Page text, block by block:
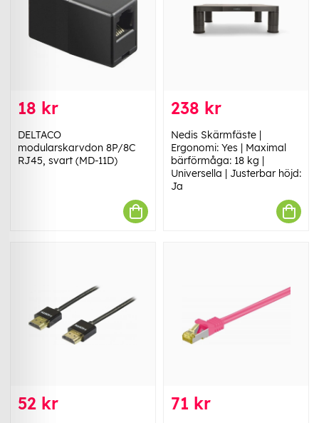
18 kr
DELTACO
modularskarvdon 8P/8C
RJ45, svart (MD-11D)
238 kr
Nedis Skärmfäste |
Ergonomi: Yes | Maximal
bärförmåga: 18 kg |
Universella | Justerbar höjd:
Ja
52 kr 71 kr